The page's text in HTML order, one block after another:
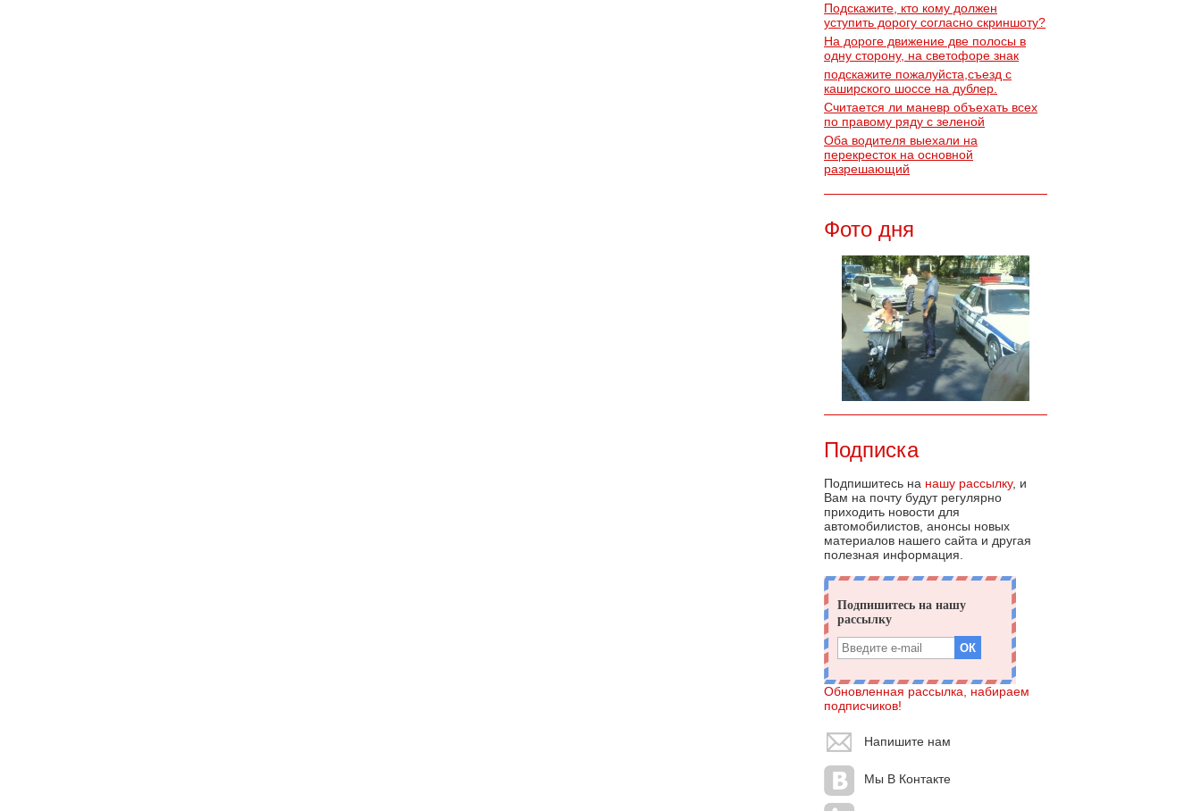
Подскажите, кто кому должен
уступить дорогу согласно скриншоту?
На дороге движение две полосы в
одну сторону, на светофоре знак
подскажите пожалуйста,съезд с
каширского шоссе на дублер.
Считается ли маневр объехать всех
по правому ряду с зеленой
Оба водителя выехали на
перекресток на основной
разрешающий
Фото дня
Подписка
Подпишитесь на нашу рассылку, и
Вам на почту будут регулярно
приходить новости для
автомобилистов, анонсы новых
материалов нашего сайта и другая
полезная информация.
Обновленная рассылка, набираем
подписчиков!
Напишите нам
Мы В Контакте